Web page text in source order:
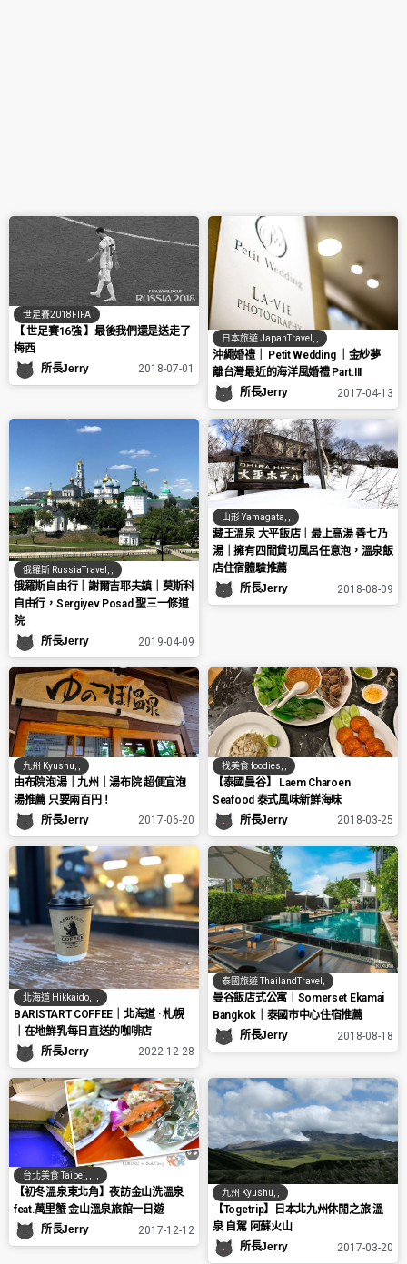
世足賽2018FIFA
【 世足賽16強 】最後我們還是送走了
梅西
所長Jerry
2018-07-01
日本旅遊 JapanTravel , ,
沖繩婚禮｜ Petit Wedding ｜金紗夢
離台灣最近的海洋風婚禮 Part.III
所長Jerry
2017-04-13
俄羅斯 RussiaTravel
俄羅斯自由行｜謝爾吉耶夫鎮｜莫斯科
自由行，Sergiyev Posad 聖三一修道
院
所長Jerry
2019-04-09
山形 Yamagata, ,
藏王溫泉 大平飯店｜最上高湯 善七乃
湯｜擁有四間貸切風呂任意泡，溫泉飯
店住宿體驗推薦
所長Jerry
2018-08-09
九州 Kyushu
由布院泡湯｜九州｜湯布院 超便宜泡
湯推薦 只要兩百円！
所長Jerry
2017-06-20
找美食 foodies
【泰國曼谷】 Laem Charoen
Seafood 泰式風味新鮮海味
所長Jerry
2018-03-25
北海道 Hikkaido
BARISTART COFFEE｜北海道 · 札幌
｜在地鮮乳每日直送的咖啡店
所長Jerry
2022-12-28
泰國旅遊 ThailandTravel ,
曼谷飯店式公寓｜Somerset Ekamai
Bangkok｜泰國市中心住宿推薦
所長Jerry
2018-08-18
台北美食 Taipei, , , ,
【初冬溫泉東北角】夜訪金山洗溫泉
feat.萬里蟹 金山溫泉旅館一日遊
所長Jerry
2017-12-12
九州 Kyushu, ,
【Togetrip】日本北九州休閒之旅 溫
泉 自駕 阿蘇火山
所長Jerry
2017-03-20